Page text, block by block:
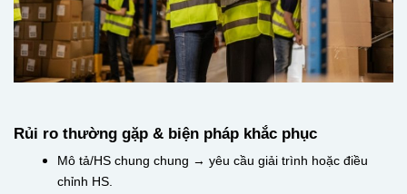
Rủi ro thường gặp & biện pháp khắc phục
Mô tả/HS chung chung → yêu cầu giải trình hoặc điều
chỉnh HS.